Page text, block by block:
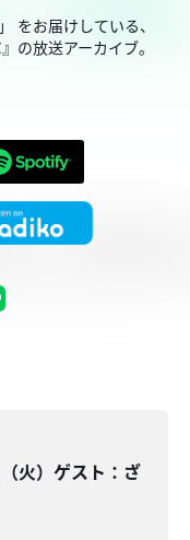
をお届けしている、
の放送アーカイブ。
火）ゲスト：ざ